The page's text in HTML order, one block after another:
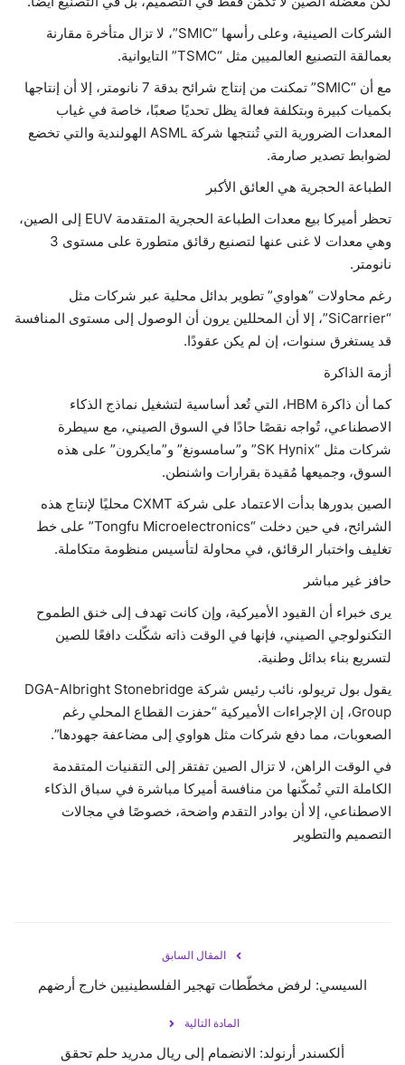
الشركات الصينية، وعلى رأسها “SMIC”، لا تزال متأخرة مقارنة
بعمالقة التصنيع العالميين مثل “TSMC” التايوانية.
مع أن “SMIC” تمكنت من إنتاج شرائح بدقة 7 نانومتر، إلا أن إنتاجها
بكميات كبيرة وبتكلفة فعالة يظل تحديًا صعبًا، خاصة في غياب
المعدات الضرورية التي تُنتجها شركة ASML الهولندية والتي تخضع
لضوابط تصدير صارمة.
الطباعة الحجرية هي العائق الأكبر
تحظر أميركا بيع معدات الطباعة الحجرية المتقدمة EUV إلى الصين،
وهي معدات لا غنى عنها لتصنيع رقائق متطورة على مستوى 3
نانومتر.
رغم محاولات “هواوي” تطوير بدائل محلية عبر شركات مثل
“SiCarrier”، إلا أن المحللين يرون أن الوصول إلى مستوى المنافسة
قد يستغرق سنوات، إن لم يكن عقودًا.
أزمة الذاكرة
كما أن ذاكرة HBM، التي تُعد أساسية لتشغيل نماذج الذكاء
الاصطناعي، تُواجه نقصًا حادًا في السوق الصيني، مع سيطرة
شركات مثل “SK Hynix” و”سامسونغ” و”مايكرون” على هذه
السوق، وجميعها مُقيدة بقرارات واشنطن.
الصين بدورها بدأت الاعتماد على شركة CXMT محليًا لإنتاج هذه
الشرائح، في حين دخلت “Tongfu Microelectronics” على خط
تغليف واختبار الرقائق، في محاولة لتأسيس منظومة متكاملة.
حافز غير مباشر
يرى خبراء أن القيود الأميركية، وإن كانت تهدف إلى خنق الطموح
التكنولوجي الصيني، فإنها في الوقت ذاته شكّلت دافعًا للصين
لتسريع بناء بدائل وطنية.
يقول بول تريولو، نائب رئيس شركة DGA-Albright Stonebridge
Group، إن الإجراءات الأميركية “حفزت القطاع المحلي رغم
الصعوبات، مما دفع شركات مثل هواوي إلى مضاعفة جهودها”.
في الوقت الراهن، لا تزال الصين تفتقر إلى التقنيات المتقدمة
الكاملة التي تُمكّنها من منافسة أميركا مباشرة في سباق الذكاء
الاصطناعي، إلا أن بوادر التقدم واضحة، خصوصًا في مجالات
التصميم والتطوير
المقال السابق
السيسي: لرفض مخطّطات تهجير الفلسطينيين خارج أرضهم
المادة التالية
ألكسندر أرنولد: الانضمام إلى ريال مدريد حلم تحقق